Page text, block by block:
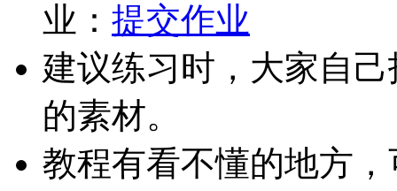
业： 提交作业
建议练习时，大家自
的素材。
教程有看不懂的地方